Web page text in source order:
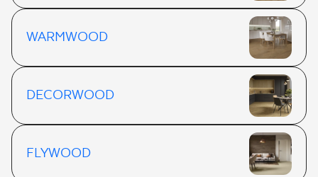
WARMWOOD
DECORWOOD
FLYWOOD